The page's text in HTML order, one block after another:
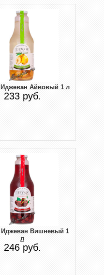
Айвовый 1 л
233 руб.
Иджеван Вишневый 1
л
246 руб.